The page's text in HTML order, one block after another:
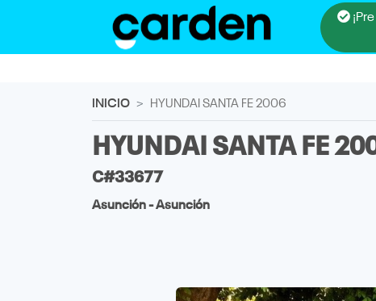
INICIO HYUNDAI SANTA FE 2006
HYUNDAI SANTA FE
C#33677
Asunción - Asunción